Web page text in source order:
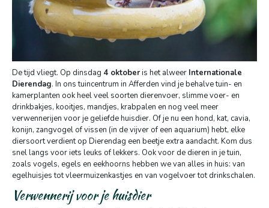
De tijd vliegt. Op dinsdag 4 oktoberis het alweer Internationale
Dierendag. In ons tuincentrum in Afferden vind je behalve tuin- en
kamerplanten ook heel veel soorten dierenvoer, slimme voer- en
drinkbakjes, kooitjes, mandjes, krabpalen en nog veel meer
verwennerijen voor je geliefde huisdier. Of je nu een hond, kat, cavia,
konijn, zangvogel of vissen (in de vijver of een aquarium) hebt, elke
diersoort verdient op Dierendag een beetje extra aandacht. Kom dus
snel langs voor iets leuks of lekkers. Ook voor de dieren in je tuin,
zoals vogels, egels en eekhoorns hebben we van alles in huis: van
egelhuisjes tot vleermuizenkastjes en van vogelvoer tot drinkschalen.
Verwennerij voor je huisdier